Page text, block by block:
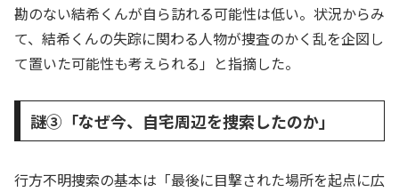
勘のない結希くんが自ら訪れる可能性は低い。状況からみ
て、結希くんの失踪に関わる人物が捜査のかく乱を企図し
て置いた可能性も考えられる」と指摘した。
謎③「なぜ今、自宅周辺を捜索したのか」
行方不明捜索の基本は「最後に目撃された場所を起点に広